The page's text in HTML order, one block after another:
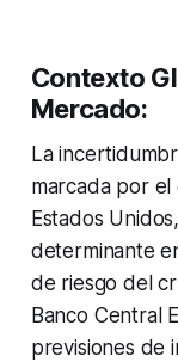
Contexto
Mercado:
La
marcada por
Estados
determinante
de riesgo del
Banco Central
previsiones de